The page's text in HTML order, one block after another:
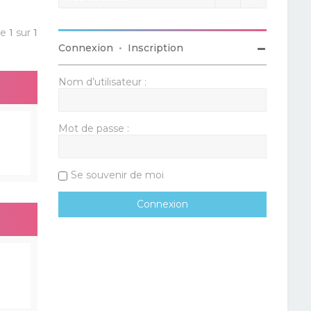
1 sur1
Connexion • Inscription
Nom d’utilisateur :
Mot de passe :
Se souvenir de moi